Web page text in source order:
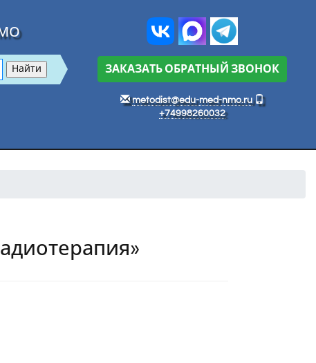
ЗАКАЗАТЬ ОБРАТНЫЙ ЗВОНОК
metodist@edu-med-nmo.ru
+74998260032